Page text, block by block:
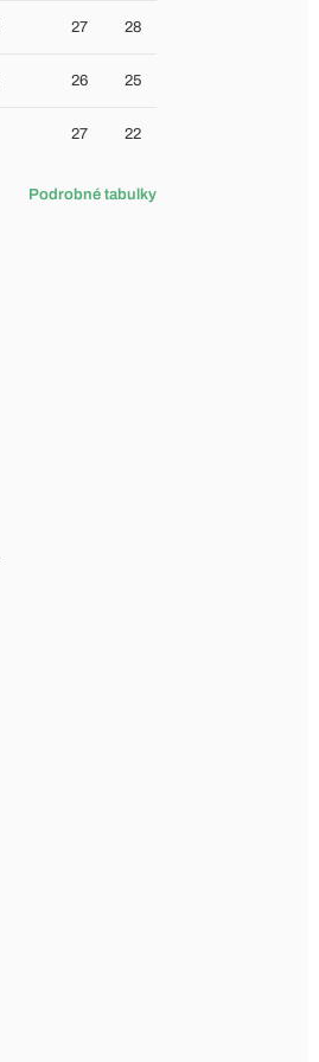
27 28
26 25
27 22
Podrobné tabulky